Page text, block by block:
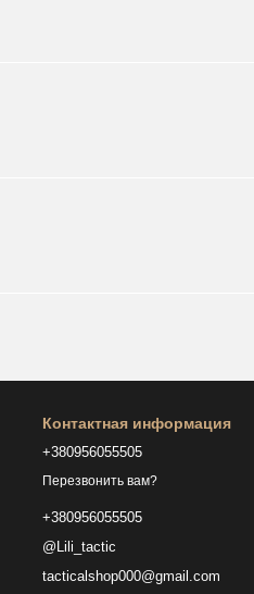
Контактная информация
+380956055505
Перезвонить вам?
+380956055505
@Lili_tactic
tacticalshop000@gmail.com